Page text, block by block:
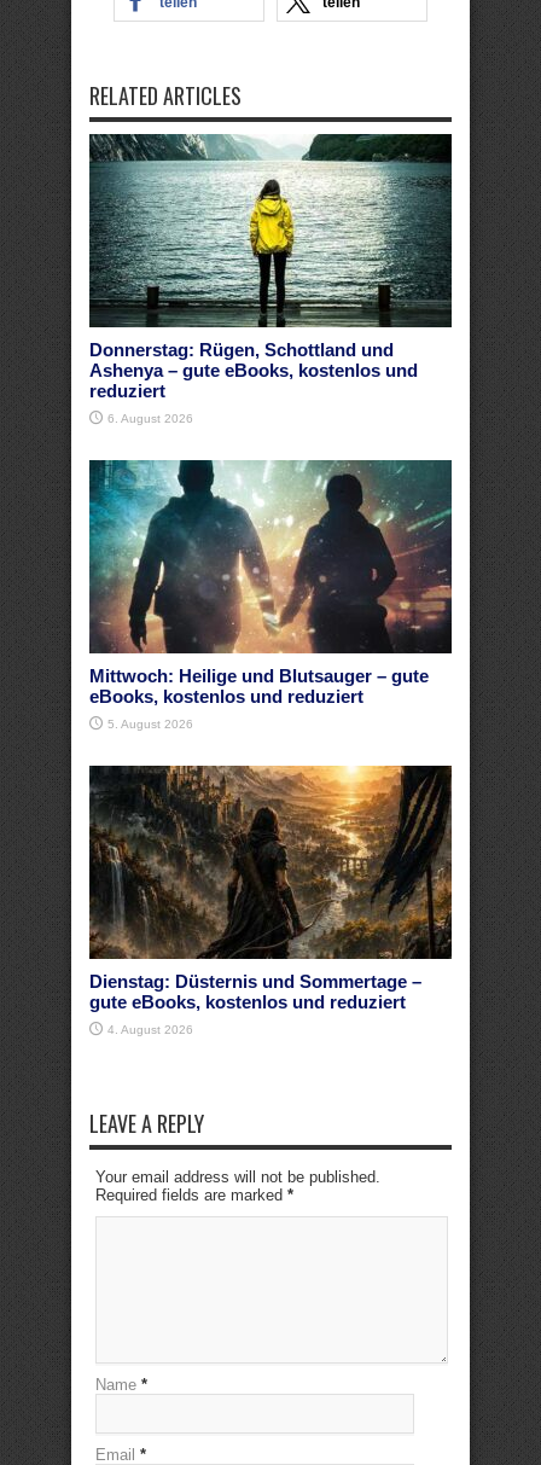
RELATED ARTICLES
Donnerstag: Rügen, Schottland und
Ashenya – gute eBooks, kostenlos und
reduziert
6. August 2026
Mittwoch: Heilige und Blutsauger – gute
eBooks, kostenlos und reduziert
5. August 2026
Dienstag: Düsternis und Sommertage –
gute eBooks, kostenlos und reduziert
4. August 2026
LEAVE A REPLY
Your email address will not be published.
Required fields are marked *
Name *
Email *